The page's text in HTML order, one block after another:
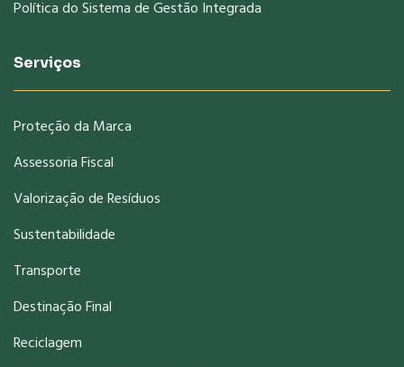
Política do Sistema de Gestão Integrada
Serviços
Proteção da Marca
Assessoria Fiscal
Valorização de Resíduos
Sustentabilidade
Transporte
Destinação Final
Reciclagem